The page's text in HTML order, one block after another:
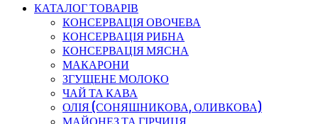
КАТАЛОГ ТОВАРІВ
КОНСЕРВАЦІЯ ОВОЧЕВА
КОНСЕРВАЦІЯ РИБНА
КОНСЕРВАЦІЯ МЯСНА
МАКАРОНИ
ЗГУЩЕНЕ МОЛОКО
ЧАЙ ТА КАВА
ОЛІЯ (СОНЯШНИКОВА, ОЛИВКОВА)
МАЙОНЕЗ ТА ГІРЧИЦЯ